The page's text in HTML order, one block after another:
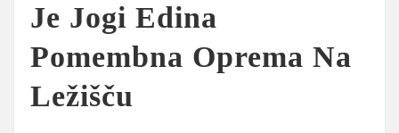
Je Jogi Edina
Pomembna Oprema Na
Ležišču